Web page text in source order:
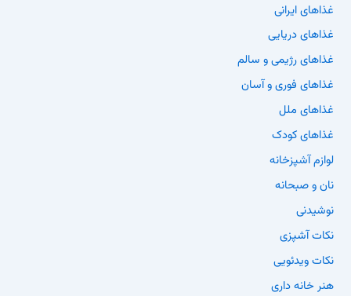
غذاهای ایرانی
غذاهای دریایی
غذاهای رژیمی و سالم
غذاهای فوری و آسان
غذاهای ملل
غذاهای کودک
لوازم آشپزخانه
نان و صبحانه
نوشیدنی
نکات آشپزی
نکات ویدئویی
هنر خانه داری